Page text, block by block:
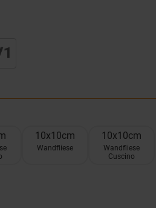
10x10cm
Wandfliese
10x10cm
Wandfliese
Cuscino